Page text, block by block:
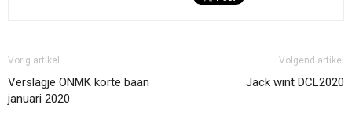
Vorig artikel
Verslagje ONMK korte baan
januari 2020
Volgend artikel
Jack wint DCL2020